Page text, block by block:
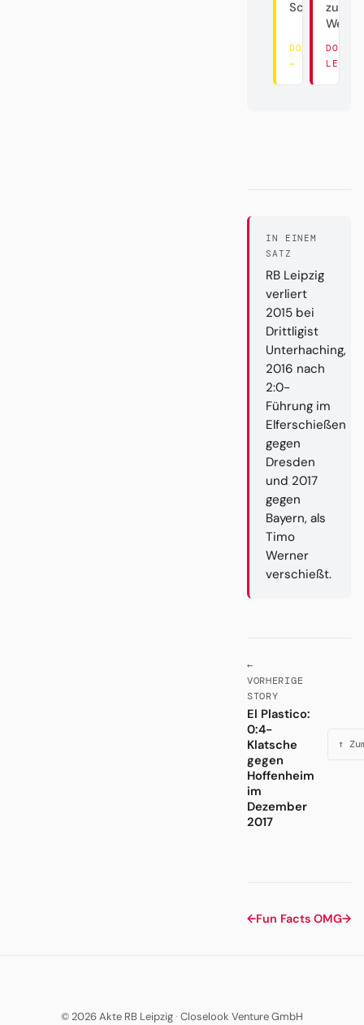
Schaukel
DORT LESEN
→
zum
DORT
LESEN
IN EINEM
SATZ
RB Leipzig
verliert
2015 bei
Drittligist
Unterhaching,
2016 nach
2:0-
Führung im
Elferschießen
gegen
Dresden
und 2017
gegen
Bayern, als
Timo
Werner
verschießt.
←
VORHERIGE
STORY
El Plastico:
0:4-
Klatsche
gegen
Hoffenheim
im
Dezember
2017
↑
←Fun Facts OMG→
© 2026 Akte RB Leipzig· Closelook Venture GmbH